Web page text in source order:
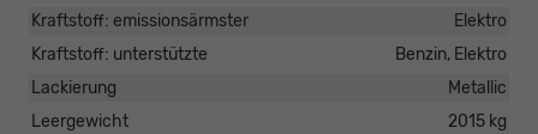
Kraftstoff: emissionsärmster
Elektro
Kraftstoff: unterstützte
Benzin, Elektro
Lackierung
Metallic
Leergewicht
2015 kg